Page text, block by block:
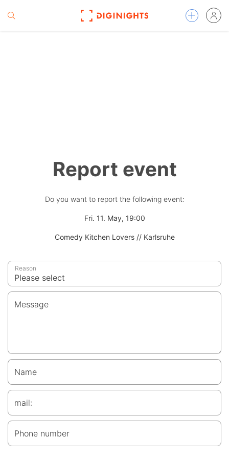
Report event
Do you want to report the following event:
Fri. 11. May, 19:00
Comedy Kitchen Lovers // Karlsruhe
Reason
Message
Name
mail:
Phone number